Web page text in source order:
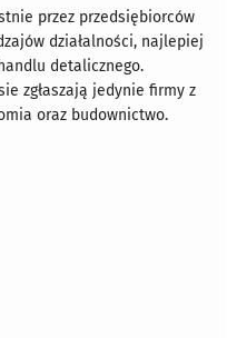
przez przedsiębiorców
działalności, najlepiej
detalicznego.
zgłaszają jedynie firmy z
oraz budownictwo.